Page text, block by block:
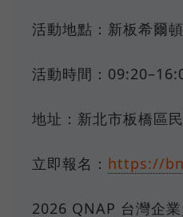
活動地點：新板希爾
活動時間：
地址：新北市板橋區
立即報名： https://
2026 QNAP 台灣企